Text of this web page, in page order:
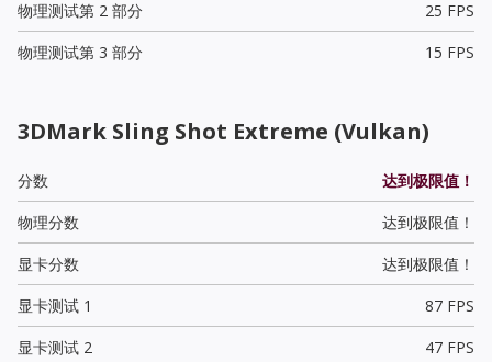
物理测试第 2 部分
25 FPS
物理测试第 3 部分
15 FPS
3DMark Sling Shot Extreme (Vulkan)
分数
达到极限值！
物理分数
达到极限值！
显卡分数
达到极限值！
显卡测试 1
87 FPS
显卡测试 2
47 FPS